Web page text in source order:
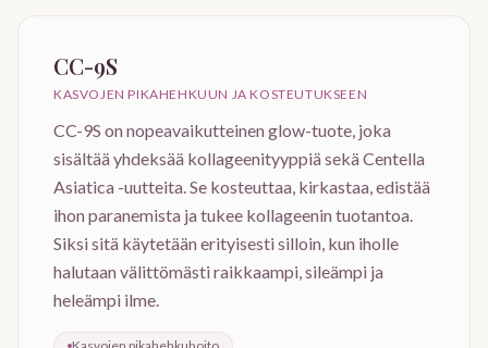
CC-9S
KASVOJEN PIKAHEHKUUN JA KOSTEUTUKSEEN
CC-9S on nopeavaikutteinen glow-tuote, joka
sisältää yhdeksää kollageenityyppiä sekä Centella
Asiatica -uutteita. Se kosteuttaa, kirkastaa, edistää
ihon paranemista ja tukee kollageenin tuotantoa.
Siksi sitä käytetään erityisesti silloin, kun iholle
halutaan välittömästi raikkaampi, sileämpi ja
heleämpi ilme.